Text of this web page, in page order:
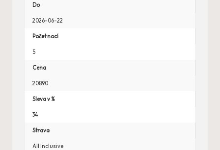
Do
2026-06-22
Počet nocí
5
Cena
20890
Sleva v %
34
Strava
All Inclusive